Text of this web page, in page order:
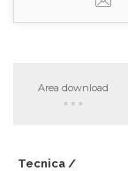
Area download
Tecnica /